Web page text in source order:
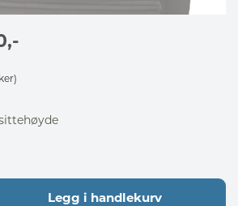
,-
Legg i handlekurv